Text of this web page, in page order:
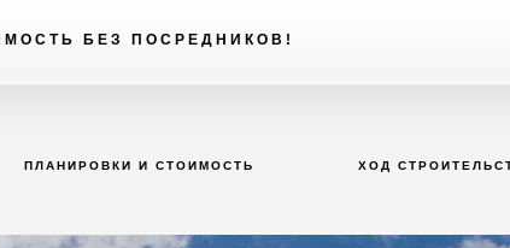
БЕЗ ПОСРЕДНИКОВ!
ПЛАНИРОВКИ И СТОИМОСТЬ ХОД